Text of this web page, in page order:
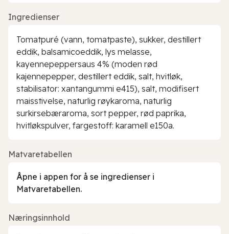
Ingredienser
Tomatpuré (vann, tomatpaste), sukker, destillert
eddik, balsamicoeddik, lys melasse,
kayennepeppersaus 4% (moden rød
kajennepepper, destillert eddik, salt, hvitløk,
stabilisator: xantangummi e415), salt, modifisert
maisstivelse, naturlig røykaroma, naturlig
surkirsebæraroma, sort pepper, rød paprika,
hvitløkspulver, fargestoff: karamell e150a.
Matvaretabellen
Åpne i appen for å se ingredienser i
Matvaretabellen.
Næringsinnhold